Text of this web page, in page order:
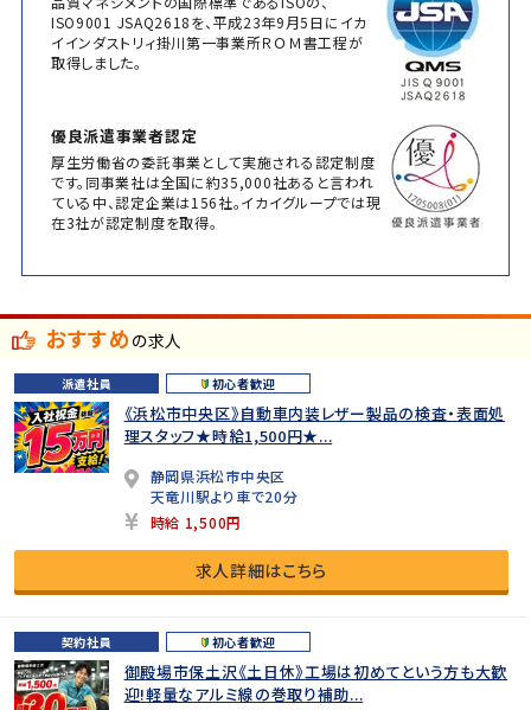
ISO9001 JSAQ2618を、平成23年9月5日にイカ
イインダストリィ掛川第一事業所ＲＯＭ書工程が
取得しました。
優良派遣事業者認定
厚生労働省の委託事業として実施される認定制度
です。同事業社は全国に約35,000社あると言われ
ている中、認定企業は156社。イカイグループでは現
在3社が認定制度を取得。
おすすめの求人
派遣社員 初心者歓迎
《浜松市中央区》自動車内装レザー製品の検査・表面処
理スタッフ★時給1,500円★...
静岡県浜松市中央区
天竜川駅より車で20分
時給 1,500円
求人詳細はこちら
契約社員 初心者歓迎
御殿場市保土沢《土日休》工場は初めてという方も大歓
迎!軽量なアルミ線の巻取り補助...